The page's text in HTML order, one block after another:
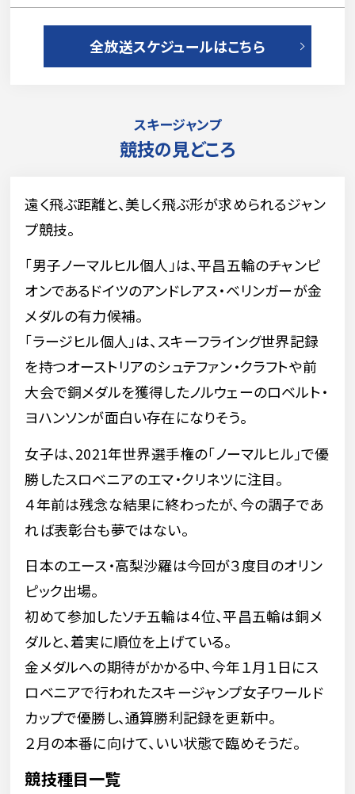
全放送スケジュールはこちら
スキージャンプ
競技の見どころ
遠く飛ぶ距離と、美しく飛ぶ形が求められるジャン
プ競技。
「男子ノーマルヒル個人」は、平昌五輪のチャンピ
オンであるドイツのアンドレアス・ベリンガーが金
メダルの有力候補。
「ラージヒル個人」は、スキーフライング世界記録
を持つオーストリアのシュテファン・クラフトや前
大会で銅メダルを獲得したノルウェーのロベルト・
ヨハンソンが面白い存在になりそう。
女子は、2021年世界選手権の「ノーマルヒル」で優
勝したスロベニアのエマ・クリネツに注目。
４年前は残念な結果に終わったが、今の調子であ
れば表彰台も夢ではない。
日本のエース・高梨沙羅は今回が３度目のオリン
ピック出場。
初めて参加したソチ五輪は４位、平昌五輪は銅メ
ダルと、着実に順位を上げている。
金メダルへの期待がかかる中、今年１月１日にス
ロベニアで行われたスキージャンプ女子ワールド
カップで優勝し、通算勝利記録を更新中。
２月の本番に向けて、いい状態で臨めそうだ。
競技種目一覧